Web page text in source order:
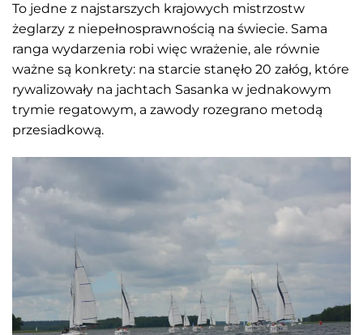
To jedne z najstarszych krajowych mistrzostw
żeglarzy z niepełnosprawnością na świecie. Sama
ranga wydarzenia robi więc wrażenie, ale równie
ważne są konkrety: na starcie stanęło 20 załóg, które
rywalizowały na jachtach Sasanka w jednakowym
trymie regatowym, a zawody rozegrano metodą
przesiadkową.